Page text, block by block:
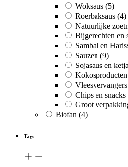
Woksaus (5)
Roerbaksaus (4)
Natuurlijke
Bijgerechten en
Sambal en
Sauzen (9)
Sojasaus en
Kokosproducten
Vleesvervangers
Chips en snacks
Groot
Biofan (4)
Tags